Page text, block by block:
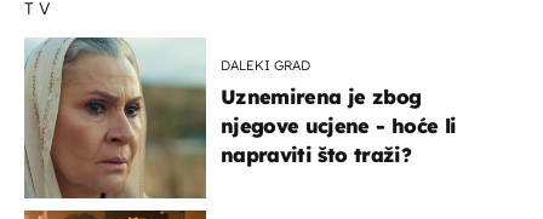
TV
DALEKI GRAD
Uznemirena je zbog
njegove ucjene - hoće li
napraviti što traži?